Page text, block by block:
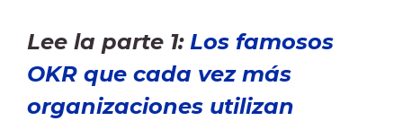
Lee la parte 1: Los famosos
OKR que cada vez más
organizaciones utilizan